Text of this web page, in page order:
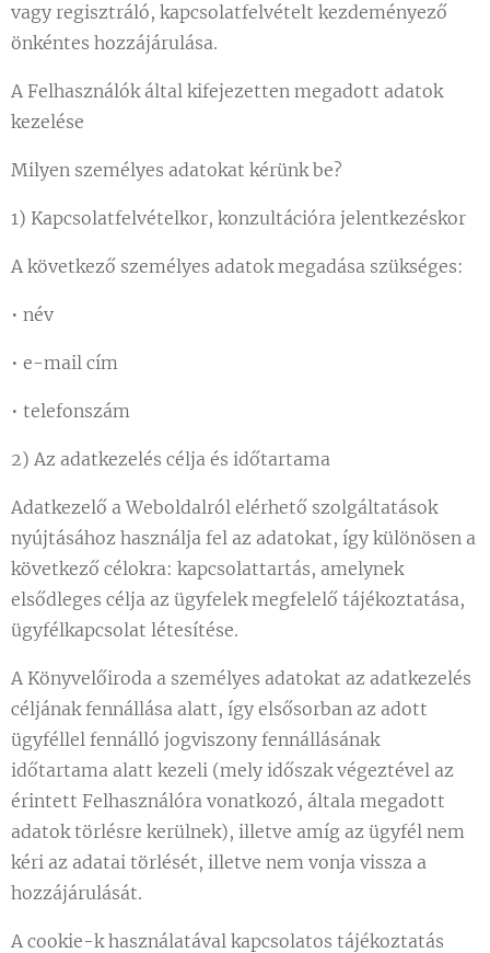
vagy regisztráló, kapcsolatfelvételt kezdeményező
önkéntes hozzájárulása.
A Felhasználók által kifejezetten megadott adatok
kezelése
Milyen személyes adatokat kérünk be?
1) Kapcsolatfelvételkor, konzultációra jelentkezéskor
A következő személyes adatok megadása szükséges:
• név
• e-mail cím
• telefonszám
2) Az adatkezelés célja és időtartama
Adatkezelő a Weboldalról elérhető szolgáltatások
nyújtásához használja fel az adatokat, így különösen a
következő célokra: kapcsolattartás, amelynek
elsődleges célja az ügyfelek megfelelő tájékoztatása,
ügyfélkapcsolat létesítése.
A Könyvelőiroda a személyes adatokat az adatkezelés
céljának fennállása alatt, így elsősorban az adott
ügyféllel fennálló jogviszony fennállásának
időtartama alatt kezeli (mely időszak végeztével az
érintett Felhasználóra vonatkozó, általa megadott
adatok törlésre kerülnek), illetve amíg az ügyfél nem
kéri az adatai törlését, illetve nem vonja vissza a
hozzájárulását.
A cookie-k használatával kapcsolatos tájékoztatás